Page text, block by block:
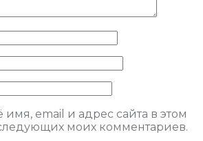
имя, email и адрес сайта в этом
моих комментариев.